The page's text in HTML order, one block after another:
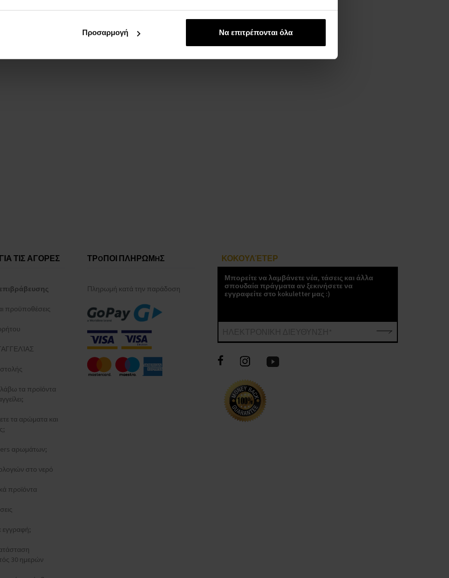
Προσαρμογή Να επιτρέπονται όλα
ΤΙΣ ΑΓΟΡΕΣ
προϋποθέσεις
τα προϊόντα
τα αρώματα και
αρωμάτων;
στο νερό
προϊόντα
εγγραφή;
30 ημερών
ΤΡOΠΟΙ ΠΛΗΡΩΜHΣ
Πληρωμή κατά την παράδοση
ΚΟΚΟΥΛΈΤΕΡ
Μπορείτε να λαμβάνετε νέα, τάσεις και άλλα
σπουδαία πράγματα αν ξεκινήσετε να
εγγραφείτε στο kokuletter μας :)